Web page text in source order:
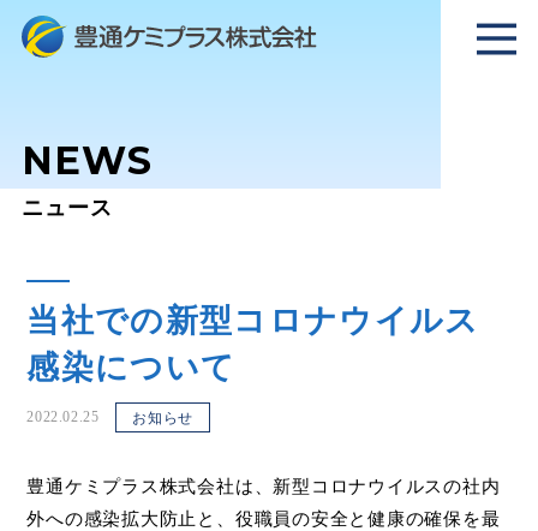
NEWS
ニュース
当社での新型コロナウイルス
感染について
2022.02.25 お知らせ
豊通ケミプラス株式会社は、新型コロナウイルスの社内
外への感染拡大防止と、役職員の安全と健康の確保を最